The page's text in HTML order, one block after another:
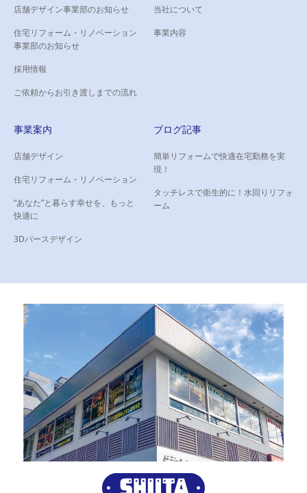
店舗デザイン事業部のお知らせ
住宅リフォーム・リノベーション
事業部のお知らせ
採用情報
ご依頼からお引き渡しまでの流れ
当社について
事業内容
事業案内
店舗デザイン
住宅リフォーム・リノベーション
“あなた”と暮らす幸せを、もっと
快適に
3Dパースデザイン
ブログ記事
簡単リフォームで快適在宅勤務を実
現！
タッチレスで衛生的に！水回りリフォ
ーム